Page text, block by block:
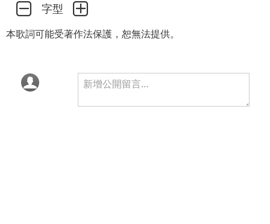
字型
本歌詞可能受著作法保護，恕無法提供。